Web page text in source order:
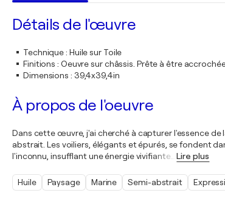
Détails de l'œuvre
Technique: Huile sur Toile
Finitions : Oeuvre sur châssis. Prête à être
Dimensions : 39,4x39,4in
À propos de l'oeuvre
Dans cette œuvre, j'ai cherché à capturer l'essence de
abstrait. Les voiliers, élégants et épurés, se fondent
l'inconnu, insufflant une énergie vivifiante
Lire plus
Huile Paysage Marine Semi-abstrait